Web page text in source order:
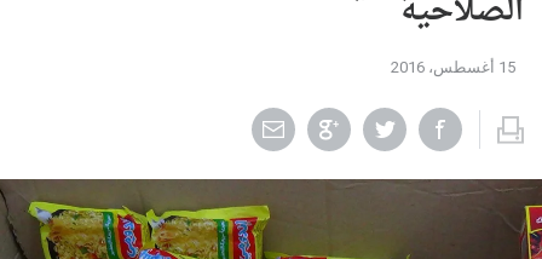
الصلاحية
15 أغسطس، 2016